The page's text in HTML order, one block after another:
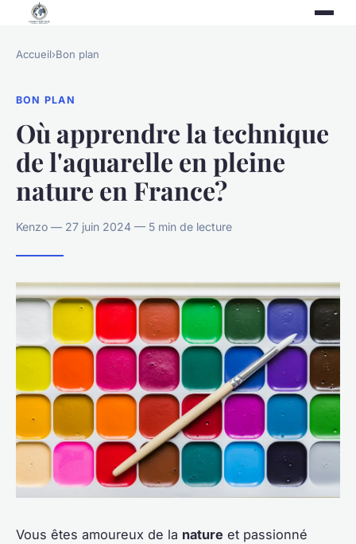
Accueil›Bon plan
BON PLAN
Où apprendre la technique
de l'aquarelle en pleine
nature en France?
Kenzo — 27 juin 2024 — 5 min de lecture
Vous êtes amoureux de la nature et passionné